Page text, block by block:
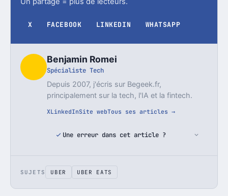
X FACEBOOK LINKEDIN WHATSAPP
Benjamin Romei
Spécialiste Tech
Depuis 2007, j'écris sur Begeek.fr,
principalement sur la tech, l'IA et la fintech.
XLinkedInSite webTous ses articles →
Une erreur dans cet article ?
SUJETS UBER UBER EATS